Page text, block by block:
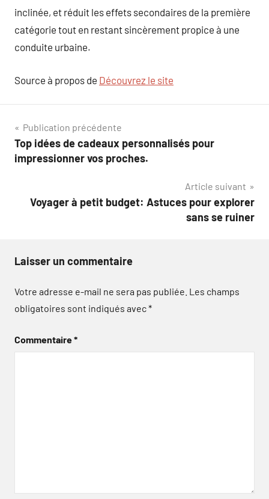
inclinée, et réduit les effets secondaires de la première
catégorie tout en restant sincèrement propice à une
conduite urbaine.
Source à propos de Découvrez le site
Navigation
de
Publication précédente
Top idées de cadeaux personnalisés pour
impressionner vos proches.
Article suivant
Voyager à petit budget: Astuces pour explorer
sans se ruiner
Laisser un commentaire
Votre adresse e-mail ne sera pas publiée. Les champs
obligatoires sont indiqués avec*
Commentaire*